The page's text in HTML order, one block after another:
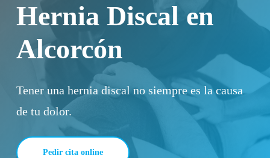
Hernia Discal en
Alcorcón
Tener una hernia discal no siempre es la causa
de tu dolor.
Pedir cita online